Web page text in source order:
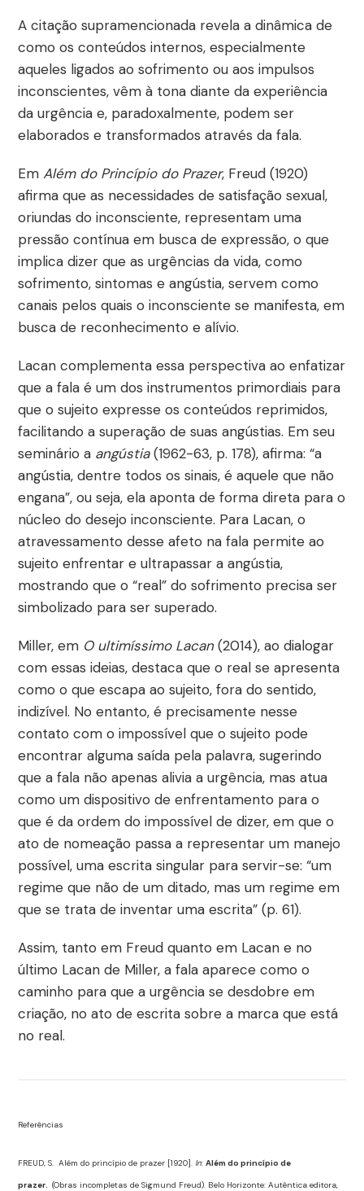
A citação supramencionada revela a dinâmica de
como os conteúdos internos, especialmente
aqueles ligados ao sofrimento ou aos impulsos
inconscientes, vêm à tona diante da experiência
da urgência e, paradoxalmente, podem ser
elaborados e transformados através da fala.
EmAlém do Princípio do Prazer, Freud (1920)
afirma que as necessidades de satisfação sexual,
oriundas do inconsciente, representam uma
pressão contínua em busca de expressão, o que
implica dizer que as urgências da vida, como
sofrimento, sintomas e angústia, servem como
canais pelos quais o inconsciente se manifesta, em
busca de reconhecimento e alívio.
Lacan complementa essa perspectiva ao enfatizar
que a fala é um dos instrumentos primordiais para
que o sujeito expresse os conteúdos reprimidos,
facilitando a superação de suas angústias. Em seu
seminário a angústia(1962-63, p. 178), afirma: “a
angústia, dentre todos os sinais, é aquele que não
engana”, ou seja, ela aponta de forma direta para o
núcleo do desejo inconsciente. Para Lacan, o
atravessamento desse afeto na fala permite ao
sujeito enfrentar e ultrapassar a angústia,
mostrando que o “real” do sofrimento precisa ser
simbolizado para ser superado.
Miller, em O ultimíssimo Lacan(2014), ao dialogar
com essas ideias, destaca que o real se apresenta
como o que escapa ao sujeito, fora do sentido,
indizível. No entanto, é precisamente nesse
contato com o impossível que o sujeito pode
encontrar alguma saída pela palavra, sugerindo
que a fala não apenas alivia a urgência, mas atua
como um dispositivo de enfrentamento para o
que é da ordem do impossível de dizer, em que o
ato de nomeação passa a representar um manejo
possível, uma escrita singular para servir-se: “um
regime que não de um ditado, mas um regime em
que se trata de inventar uma escrita” (p. 61).
Assim, tanto em Freud quanto em Lacan e no
último Lacan de Miller, a fala aparece como o
caminho para que a urgência se desdobre em
criação, no ato de escrita sobre a marca que está
no real.
Referências
FREUD, S. Além do princípio de prazer [1920].In:Além do princípio de
prazer. (Obras incompletas de Sigmund Freud). Belo Horizonte: Autêntica editora,